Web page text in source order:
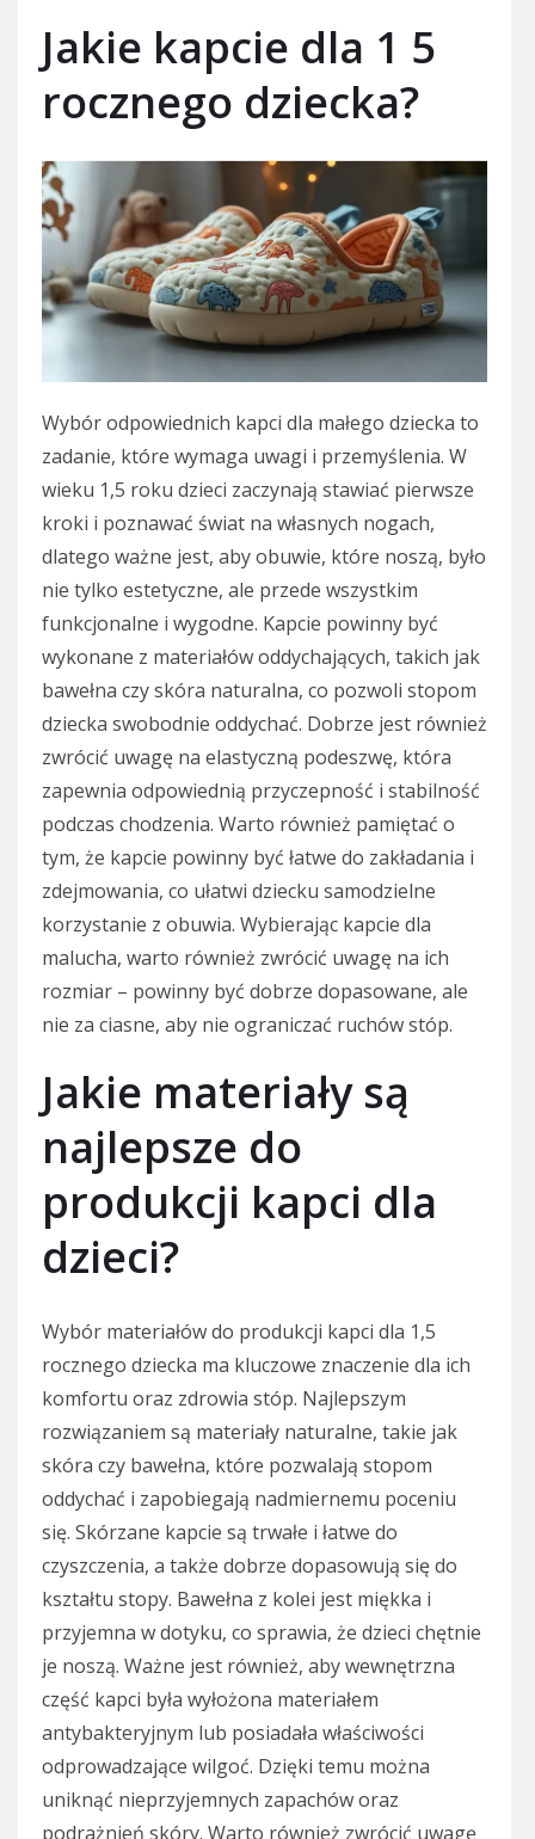
Jakie kapcie dla 1 5
rocznego dziecka?
Wybór odpowiednich kapci dla małego dziecka to
zadanie, które wymaga uwagi i przemyślenia. W
wieku 1,5 roku dzieci zaczynają stawiać pierwsze
kroki i poznawać świat na własnych nogach,
dlatego ważne jest, aby obuwie, które noszą, było
nie tylko estetyczne, ale przede wszystkim
funkcjonalne i wygodne. Kapcie powinny być
wykonane z materiałów oddychających, takich jak
bawełna czy skóra naturalna, co pozwoli stopom
dziecka swobodnie oddychać. Dobrze jest również
zwrócić uwagę na elastyczną podeszwę, która
zapewnia odpowiednią przyczepność i stabilność
podczas chodzenia. Warto również pamiętać o
tym, że kapcie powinny być łatwe do zakładania i
zdejmowania, co ułatwi dziecku samodzielne
korzystanie z obuwia. Wybierając kapcie dla
malucha, warto również zwrócić uwagę na ich
rozmiar – powinny być dobrze dopasowane, ale
nie za ciasne, aby nie ograniczać ruchów stóp.
Jakie materiały są
najlepsze do
produkcji kapci dla
dzieci?
Wybór materiałów do produkcji kapci dla 1,5
rocznego dziecka ma kluczowe znaczenie dla ich
komfortu oraz zdrowia stóp. Najlepszym
rozwiązaniem są materiały naturalne, takie jak
skóra czy bawełna, które pozwalają stopom
oddychać i zapobiegają nadmiernemu poceniu
się. Skórzane kapcie są trwałe i łatwe do
czyszczenia, a także dobrze dopasowują się do
kształtu stopy. Bawełna z kolei jest miękka i
przyjemna w dotyku, co sprawia, że dzieci chętnie
je noszą. Ważne jest również, aby wewnętrzna
część kapci była wyłożona materiałem
antybakteryjnym lub posiadała właściwości
odprowadzające wilgoć. Dzięki temu można
uniknąć nieprzyjemnych zapachów oraz
podrażnień skóry. Warto również zwrócić uwagę